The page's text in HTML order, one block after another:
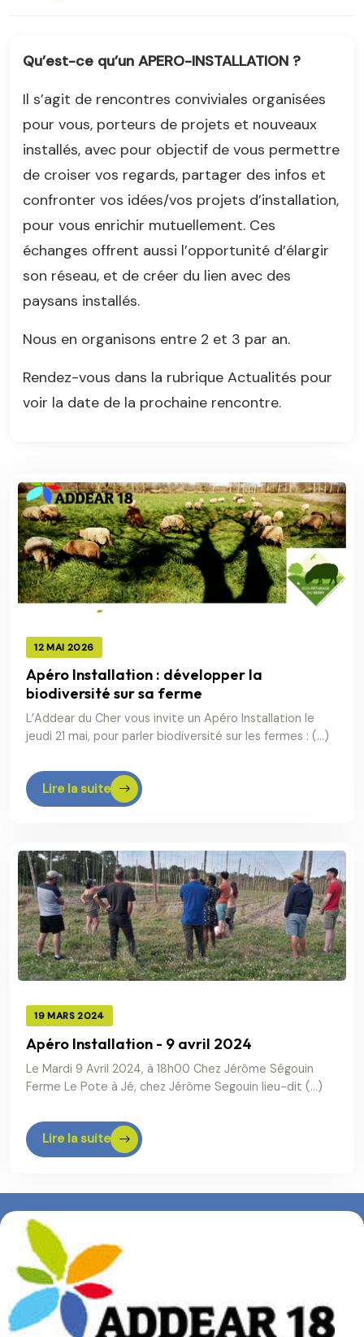
Qu’est-ce qu’un APERO-INSTALLATION ?
Il s’agit de rencontres conviviales organisées
pour vous, porteurs de projets et nouveaux
installés, avec pour objectif de vous permettre
de croiser vos regards, partager des infos et
confronter vos idées/vos projets d’installation,
pour vous enrichir mutuellement. Ces
échanges offrent aussi l’opportunité d’élargir
son réseau, et de créer du lien avec des
paysans installés.
Nous en organisons entre 2 et 3 par an.
Rendez-vous dans la rubrique Actualités pour
voir la date de la prochaine rencontre.
12 MAI 2026
Apéro Installation : développer la
biodiversité sur sa ferme
L’Addear du Cher vous invite un Apéro Installation le
jeudi 21 mai, pour parler biodiversité sur les fermes : (…)
Lire la suite
19 MARS 2024
Apéro Installation - 9 avril 2024
Le Mardi 9 Avril 2024, à 18h00 Chez Jérôme Ségouin
Ferme Le Pote à Jé, chez Jérôme Segouin lieu-dit (…)
Lire la suite